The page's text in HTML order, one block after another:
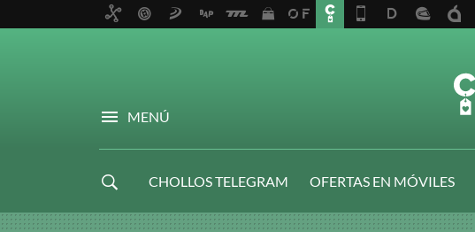
MENÚ
CHOLLOS TELEGRAM OFERTAS EN MÓVILES